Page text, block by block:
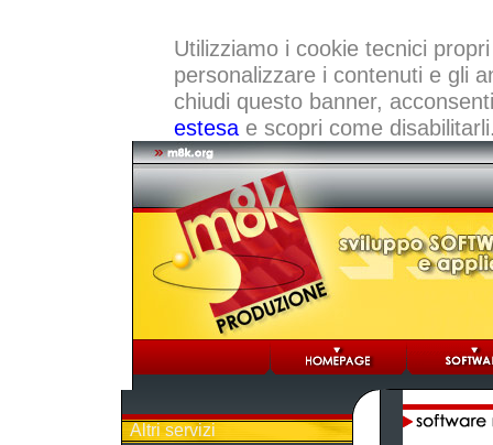
Utilizziamo i cookie tecnici
personalizzare i contenuti e gli
chiudi questo banner,
estesae scopri come
Altri servizi